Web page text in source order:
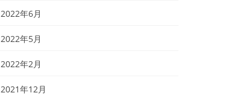
2022年6月
2022年5月
2022年2月
2021年12月